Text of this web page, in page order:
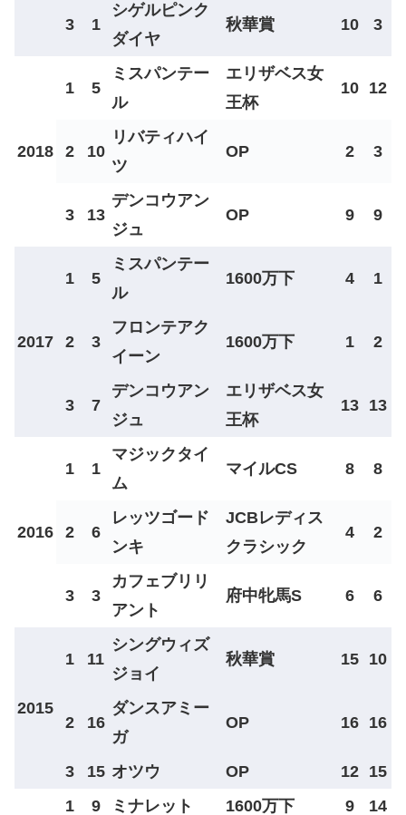
3 1
シゲルピンク
ダイヤ
秋華賞 10 3
2018
1 5
ミスパンテー
ル
エリザベス女
王杯
10 12
2 10
リバティハイ
ツ
OP 2 3
3 13
デンコウアン
ジュ
OP 9 9
2017
1 5
ミスパンテー
ル
1600万下 4 1
2 3
フロンテアク
イーン
1600万下 1 2
3 7
デンコウアン
ジュ
エリザベス女
王杯
13 13
2016
1 1
マジックタイ
ム
マイルCS 8 8
2 6
レッツゴード
ンキ
JCBレディス
クラシック
4 2
3 3
カフェブリリ
アント
府中牝馬S 6 6
2015
1 11
シングウィズ
ジョイ
秋華賞 15 10
2 16
ダンスアミー
ガ
OP 16 16
3 15 オツウ OP 12
15
1
9 ミナレット 1600万下 9 14